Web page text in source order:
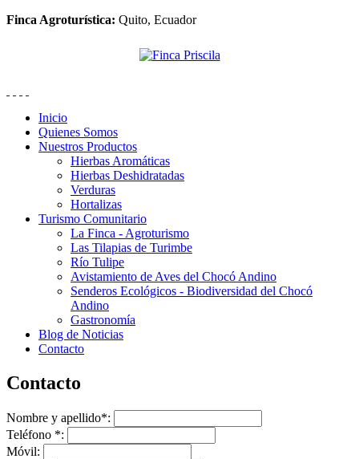
Finca Agroturística: Quito, Ecuador
Inicio
Quienes Somos
Nuestros Productos
Hierbas Aromáticas
Hierbas Deshidratadas
Verduras
Hortalizas
Turismo Comunitario
La Finca - Agroturismo
Las Tilapias de Turimbe
Río Tulipe
Avistamiento de Aves del Chocó Andino
Senderos Ecológicos - Biodiversidad del Chocó
Andino
Gastronomía
Blog de Noticias
Contacto
Contacto
Nombre y apellido*:
Teléfono *:
Móvil: